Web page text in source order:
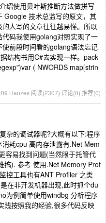
绍使用贝叶斯推断方法做拼写
Google 技术总监写的原文，其
人写的文章往往越易懂。所以
码我使用golang对照实现了一
前段时间看的golang语法忘记
结构书用C#去实现一样。pack
( NWORDS map[strin
Haozes 阅读(2307) 评论(0) 推荐(0)
杂的调试器呢?大概有以下:程序
耗cpu 高内存泄露有.Net Mem
容易找到问题(当然限于托管代
搞). 参考 使用.Net Memory Prof
控工具也有ANT Profiler 之类
在非开发机器出现,此时抓个du
为例简单使用windbg 分析程序
践按照我的经验,很多代码反映